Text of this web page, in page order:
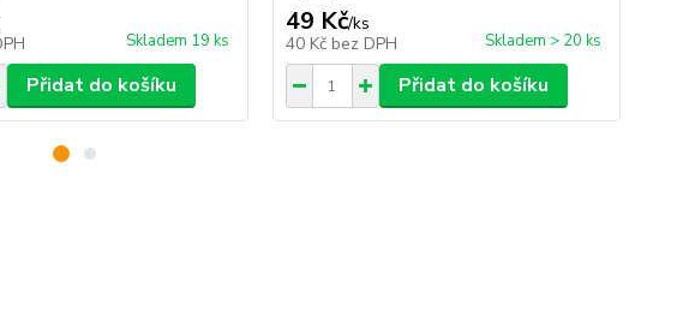
Skladem 19 ks
Přidat do košíku
49 Kč/ks
40 Kč bez DPH Skladem > 20 ks
Přidat do košíku